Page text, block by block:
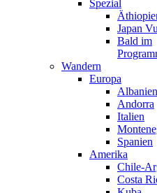
Spezial
Japan
Bald im
Wandern
Europa
Albanien
Andorra
Italien
Spanien
Amerika
Chile-
Costa